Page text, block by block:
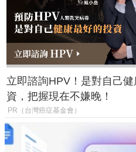
立即諮詢HPV！是對自己
資，把握現在不嫌晚！
PR（台灣癌症基金會）